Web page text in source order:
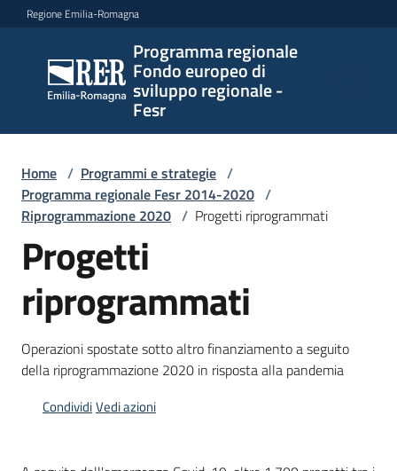
Vai al contenuto
Vai alla navigazione
Vai al footer
Regione Emilia-Romagna
Programma regionale
Fondo europeo di
sviluppo regionale -
Fesr
Programma
regionale
Fondo
europeo di
regionale -
Fesr
Novità
Programmi
e
Opportunità
Home / Programmi e strategie /
Programma regionale Fesr 2014-2020 /
Riprogrammazione 2020 / Progetti riprogrammati
Progetti
riprogrammati
Operazioni spostate sotto altro finanziamento a seguito
della riprogrammazione 2020 in risposta alla pandemia
CondividiVedi azioni